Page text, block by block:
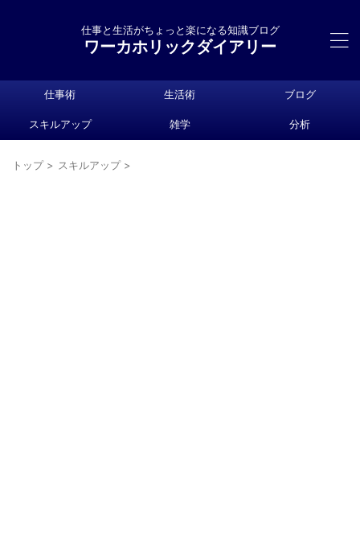
仕事と生活がちょっと楽になる知識ブログ
ワーカホリックダイアリー
仕事術 生活術 ブログ
スキルアップ 雑学 分析
トップ > スキルアップ >